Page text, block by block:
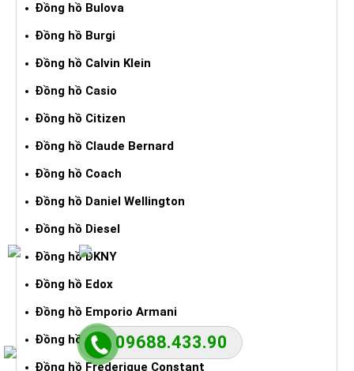
09688.433.90
Đồng hồ Bulova
Đồng hồ Burgi
Đồng hồ Calvin Klein
Đồng hồ Casio
Đồng hồ Citizen
Đồng hồ Claude Bernard
Đồng hồ Coach
Đồng hồ Daniel Wellington
Đồng hồ Diesel
Đồng hồ DKNY
Đồng hồ Edox
Đồng hồ Emporio Armani
Đồng hồ Fossil
Đồng hồ Frederique Constant